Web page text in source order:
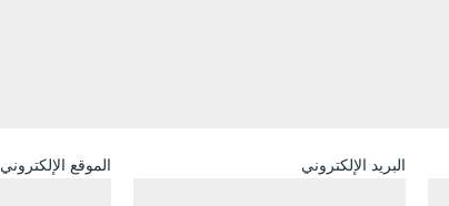
البريد الإلكتروني الموقع الإلكتروني